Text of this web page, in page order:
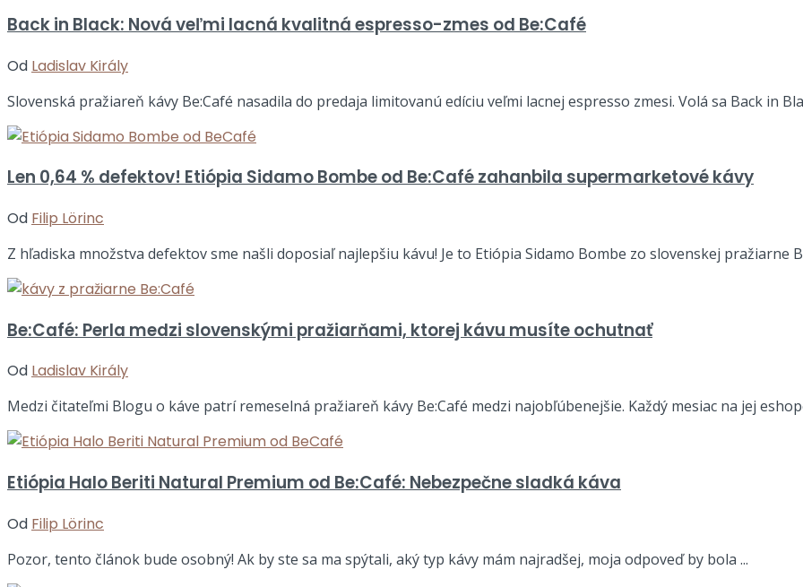
Back in Black: Nová veľmi lacná kvalitná espresso-zmes od Be:Café
Od Ladislav Király
Slovenská pražiareň kávy Be:Café nasadila do predaja limitovanú edíciu veľmi lacnej espresso zmesi. Volá sa Back in
Len 0,64 % defektov! Etiópia Sidamo Bombe od Be:Café zahanbila supermarketové kávy
Od Filip Lörinc
Z hľadiska množstva defektov sme našli doposiaľ najlepšiu kávu! Je to Etiópia Sidamo Bombe zo slovenskej pražiarne
Be:Café: Perla medzi slovenskými pražiarňami, ktorej kávu musíte ochutnať
Od Ladislav Király
Medzi čitateľmi Blogu o káve patrí remeselná pražiareň kávy Be:Café medzi najobľúbenejšie. Každý mesiac na jej
Etiópia Halo Beriti Natural Premium od Be:Café: Nebezpečne sladká káva
Od Filip Lörinc
Pozor, tento článok bude osobný! Ak by ste sa ma spýtali, aký typ kávy mám najradšej, moja odpoveď by bola ...